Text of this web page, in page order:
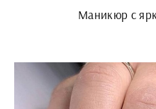
Маникюр с